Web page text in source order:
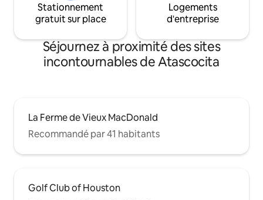
Stationnement
gratuit sur place
Logements
d'entreprise
Séjournez à proximité des sites
incontournables de Atascocita
La Ferme de Vieux MacDonald
Recommandé par 41 habitants
Golf Club of Houston